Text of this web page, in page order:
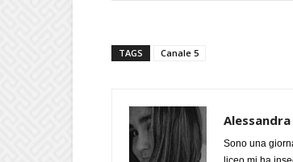
TAGS Canale 5
Sono una